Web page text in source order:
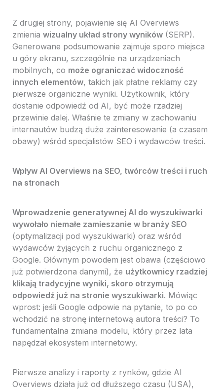
Z drugiej strony, pojawienie się AI Overviews
zmienia wizualny układ strony wyników(SERP).
Generowane podsumowanie zajmuje sporo miejsca
u góry ekranu, szczególnie na urządzeniach
mobilnych, co może ograniczać widoczność
innych elementów, takich jak płatne reklamy czy
pierwsze organiczne wyniki. Użytkownik, który
dostanie odpowiedź od AI, być może rzadziej
przewinie dalej. Właśnie te zmiany w zachowaniu
internautów budzą duże zainteresowanie (a czasem
obawy) wśród specjalistów SEO i wydawców treści.
Wpływ AI Overviews na SEO, twórców treści i ruch
na stronach
Wprowadzenie generatywnej AI do wyszukiwarki
wywołało niemałe zamieszanie w branży SEO
(optymalizacji pod wyszukiwarki) oraz wśród
wydawców żyjących z ruchu organicznego z
Google. Głównym powodem jest obawa (częściowo
już potwierdzona danymi), że użytkownicy rzadziej
klikają tradycyjne wyniki, skoro otrzymują
odpowiedź już na stronie wyszukiwarki. Mówiąc
wprost: jeśli Google odpowie na pytanie, to po co
wchodzić na stronę internetową autora treści? To
fundamentalna zmiana modelu, który przez lata
napędzał ekosystem internetowy.
Pierwsze analizy i raporty z rynków, gdzie AI
Overviews działa już od dłuższego czasu (USA),